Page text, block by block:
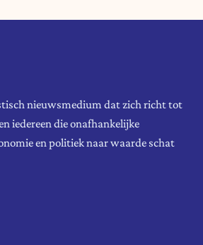
nieuwsmedium dat zich richt tot
iedereen die onafhankelijke
en politiek naar waarde schat